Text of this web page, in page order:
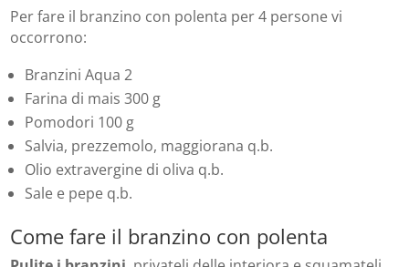
Per fare il branzino con polenta per 4 persone vi
occorrono:
Branzini Aqua 2
Farina di mais 300 g
Pomodori 100 g
Salvia, prezzemolo, maggiorana q.b.
Olio extravergine di oliva q.b.
Sale e pepe q.b.
Come fare il branzino con polenta